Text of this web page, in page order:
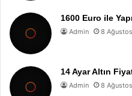
1600 Euro ile
Admin 8
14 Ayar Altın
Admin 8